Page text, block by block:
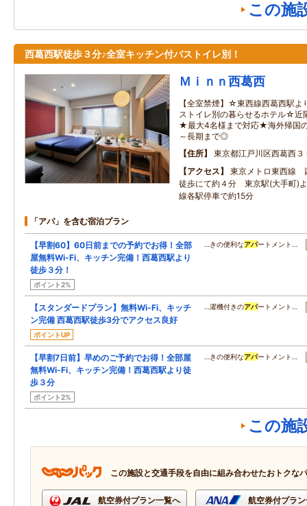
この施
西葛西駅徒歩３分♪全室キッチン付バストイレ別！
Ｍｉｎｎ西葛西
【全室禁煙】☆東西線西葛西駅
ストイレ別の暮らせるホテル☆近
★最大4名様まで対応★海外帰国
～長期まで◎
住所
東京都江戸川区西葛西３
アクセス
東京メトロ東西線
徒歩にて約４分 東京駅(大手町)
線各駅停車で約15分
「アパ」を含む宿泊プラン
【早割60】60日前までの予約でお得！全部
屋無料Wi-Fi、キッチン完備！西葛西駅より
徒歩３分！
ポイント2%
…きの便利なアパートメント…
【スタンダードプラン】無料Wi-Fi、キッチ
ン完備 西葛西駅徒歩3分でアクセス良好
ポイントUP
…濯機付きのアパートメント…
【早割7日前】早めのご予約でお得！全部屋
無料Wi-Fi、キッチン完備！西葛西駅より徒
歩３分
ポイント2%
…きの便利なアパートメント…
この施
この施設と交通手段を自由に組み合わせたおトクな
航空券付プラン一覧へ 航空券付プラ